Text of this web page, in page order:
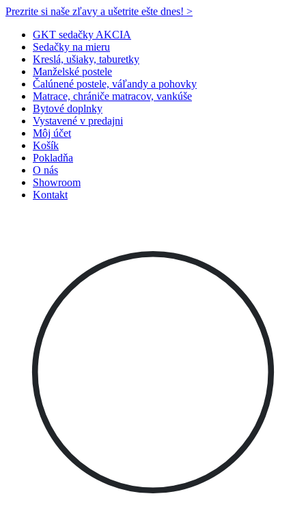
Prezrite si naše zľavy a ušetrite ešte dnes! >​
GKT sedačky AKCIA
Sedačky na mieru
Kreslá, ušiaky, taburetky
Manželské postele
Čalúnené postele, váľandy a pohovky
Matrace, chrániče matracov, vankúše
Bytové doplnky
Vystavené v predajni
Môj účet
Košík
Pokladňa
O nás
Showroom
Kontakt